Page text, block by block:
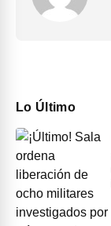
Lo Último